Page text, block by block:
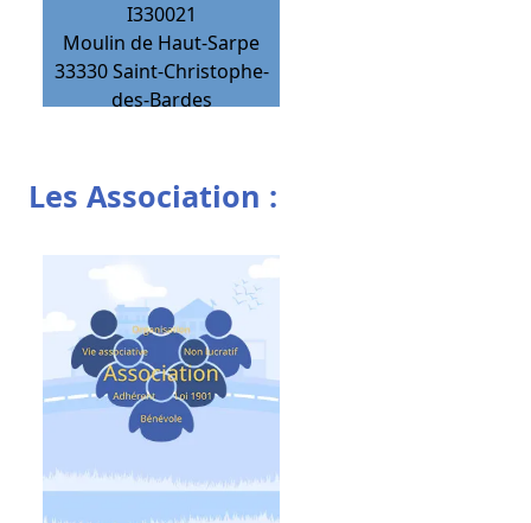
I330021
Moulin de Haut-Sarpe
33330 Saint-Christophe-
des-Bardes
Les Association :